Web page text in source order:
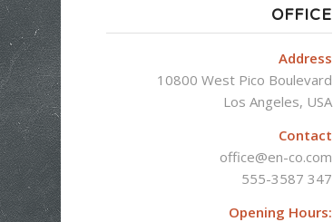
OFFICE
Address
10800 West Pico Boulevard
Los Angeles, USA
Contact
office@en-co.com
555-3587 347
Opening Hours: